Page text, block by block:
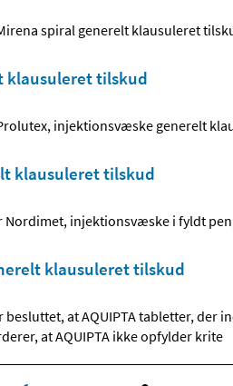
spiral generelt klausuleret
klausuleret tilskud
injektionsvæske generelt
klausuleret tilskud
Nordimet, injektionsvæske i fyldt
klausuleret tilskud
at AQUIPTA tabletter, der
at AQUIPTA ikke opfylder krite